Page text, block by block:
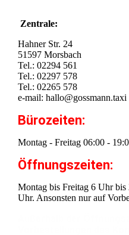
Zentrale:
Hahner Str. 24
51597 Morsbach
Tel.: 02294 561
Tel.: 02297 578
Tel.: 02265 578
e-mail: hallo@gossmann.taxi
Bürozeiten:
Montag - Freitag 06:00 -
Öffnungszeiten:
Montag bis Freitag 6 Uhr bis
Uhr. Ansonsten nur auf